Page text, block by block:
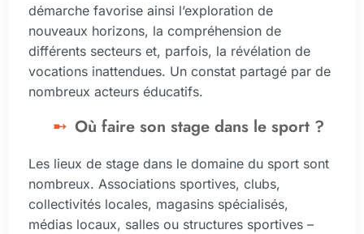
démarche favorise ainsi l’exploration de
nouveaux horizons, la compréhension de
différents secteurs et, parfois, la révélation de
vocations inattendues. Un constat partagé par de
nombreux acteurs éducatifs.
Où faire son stage dans le sport ?
Les lieux de stage dans le domaine du sport sont
nombreux. Associations sportives, clubs,
collectivités locales, magasins spécialisés,
médias locaux, salles ou structures sportives –